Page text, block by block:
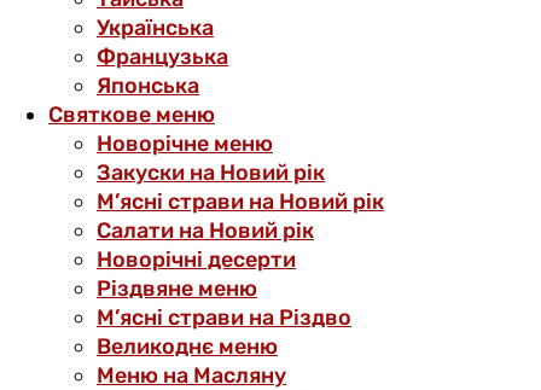
Українська
Французька
Японська
Святкове меню
Новорічне меню
Закуски на Новий рік
М’ясні страви на Новий рік
Салати на Новий рік
Новорічні десерти
Різдвяне меню
М’ясні страви на Різдво
Великоднє меню
Меню на Масляну